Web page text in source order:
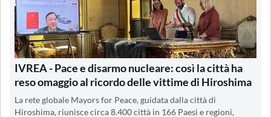
IVREA - Pace e disarmo nucleare: così la città ha
reso omaggio al ricordo delle vittime di Hiroshima
La rete globale Mayors for Peace, guidata dalla città di
Hiroshima, riunisce circa 8.400 città in 166 Paesi e regioni,